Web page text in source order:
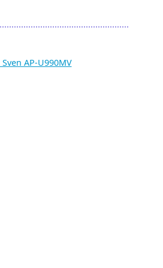
AP-U990MV